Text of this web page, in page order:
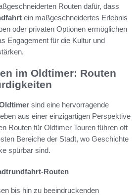
Routen dafür, dass
ein maßgeschneidertes Erlebnis
oder privaten Optionen ermöglichen
Engagement für die Kultur und
im Oldtimer: Routen
sind eine hervorragende
aus einer einzigartigen Perspektive
Routen für Oldtimer Touren führen oft
Bereiche der Stadt, wo Geschichte
spürbar sind.
Routen
bis hin zu beeindruckenden